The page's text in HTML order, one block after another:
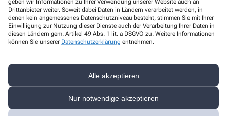
Drittanbieter weiter. Soweit dabei Daten in Ländern verarbeitet werden, in
denen kein angemessenes Datenschutzniveau besteht, stimmen Sie mit Ihrer
Einwilligung zur Nutzung dieser Dienste auch der Verarbeitung Ihrer Daten in
diesen Ländern gem. Artikel 49 Abs. 1 lit. a DSGVO zu. Weitere Informationen
können Sie unserer Datenschutzerklärung entnehmen.
Alle akzeptieren
Nur notwendige akzeptieren
behandelnde Praxis. Wir haben uns deshalb im Laufe der Zeit mit
vielen Aspekten der Krebstherapie befasst. Zu allen Problemen
rund um diesen Themenbereich bieten wir Ihnen unsere
kostenlose Beratung an.
Suchen Sie eine Selbsthilfegruppe? Wollen Sie mehr über eine
bestimmte alternative Behandlungsmethode wissen? Fragen Sie
einen persönlichen Beratungsgespräch in die Apotheke.